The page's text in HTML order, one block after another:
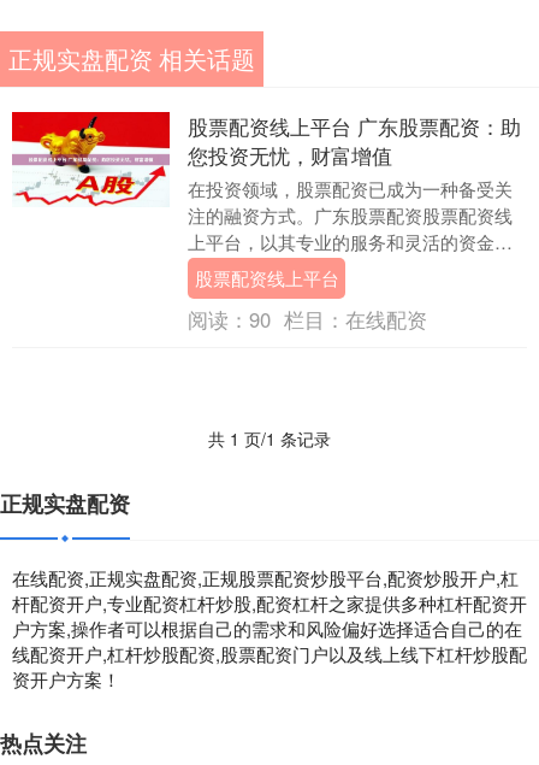
正规实盘配资 相关话题
股票配资线上平台 广东股票配资：助
您投资无忧，财富增值
在投资领域，股票配资已成为一种备受关
注的融资方式。广东股票配资股票配资线
上平台，以其专业的服务和灵活的资金支
持，为投资者提供了投资无忧、财富增值
的绝佳机会。 在....
股票配资线上平台
阅读： 90 栏目： 在线配资
共 1 页/1 条记录
正规实盘配资
在线配资,正规实盘配资,正规股票配资炒股平台,配资炒股开户,杠
杆配资开户,专业配资杠杆炒股,配资杠杆之家提供多种杠杆配资开
户方案,操作者可以根据自己的需求和风险偏好选择适合自己的在
线配资开户,杠杆炒股配资,股票配资门户以及线上线下杠杆炒股配
资开户方案！
热点关注